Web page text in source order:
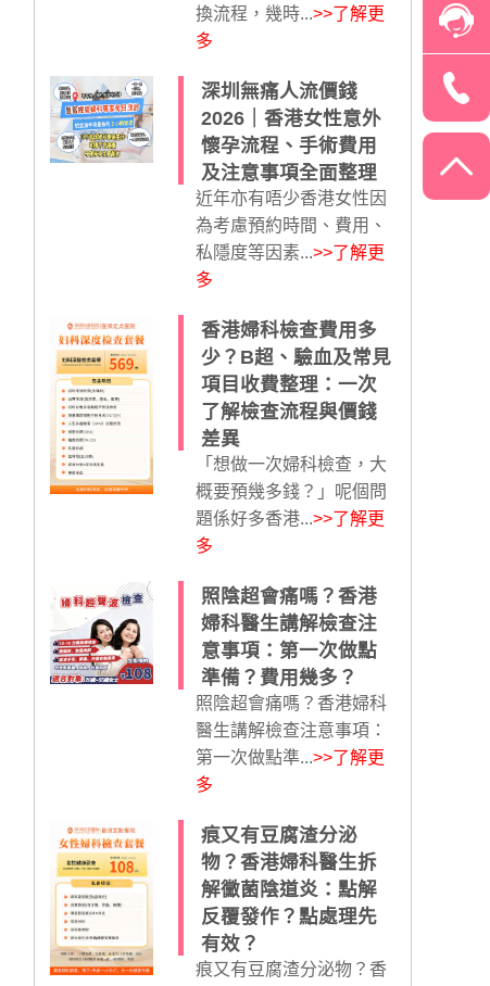
換流程，幾時...>>了解更
多
深圳無痛人流價錢
2026｜香港女性意外
懷孕流程、手術費用
及注意事項全面整理
近年亦有唔少香港女性因
為考慮預約時間、費用、
私隱度等因素...>>了解更
多
香港婦科檢查費用多
少？B超、驗血及常見
項目收費整理：一次
了解檢查流程與價錢
差異
「想做一次婦科檢查，大
概要預幾多錢？」呢個問
題係好多香港...>>了解更
多
照陰超會痛嗎？香港
婦科醫生講解檢查注
意事項：第一次做點
準備？費用幾多？
照陰超會痛嗎？香港婦科
醫生講解檢查注意事項：
第一次做點準...>>了解更
多
痕又有豆腐渣分泌
物？香港婦科醫生拆
解黴菌陰道炎：點解
反覆發作？點處理先
有效？
痕又有豆腐渣分泌物？香